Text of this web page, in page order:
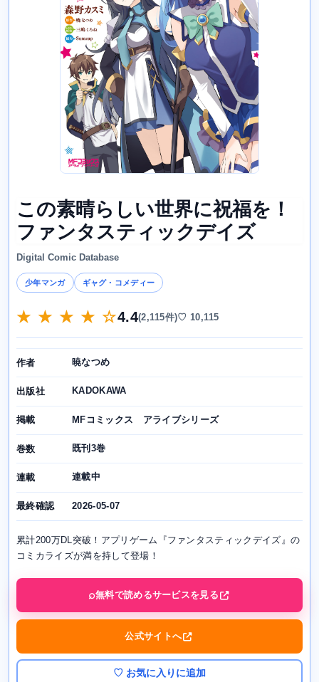
この素晴らしい世界に祝福を！
ファンタスティックデイズ
Digital Comic Database
少年マンガ ギャグ・コメディー
★ ★ ★ ★ ☆4.4(2,115件)♡ 10,115
作者 暁なつめ
出版社 KADOKAWA
掲載 MFコミックス アライブシリーズ
巻数 既刊3巻
連載 連載中
最終確認 2026-05-07
累計200万DL突破！アプリゲーム『ファンタスティックデイズ』の
コミカライズが満を持して登場！
無料で読めるサービスを見る
公式サイトへ
♡ お気に入りに追加